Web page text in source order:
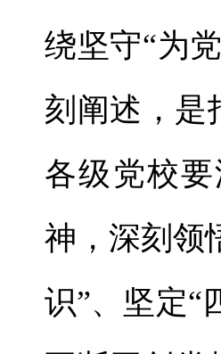
绕坚守“为
刻阐述，是
各级党校
神，深刻领
识”、坚定“